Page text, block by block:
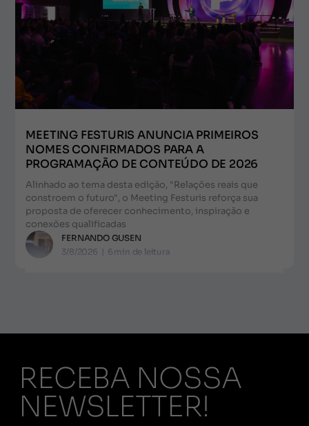
MEETING FESTURIS ANUNCIA PRIMEIROS
NOMES CONFIRMADOS PARA A
PROGRAMAÇÃO DE CONTEÚDO DE 2026
Alinhado ao tema desta edição, "Relações reais que
constroem o futuro", o Meeting Festuris reforça sua
proposta de oferecer conhecimento, inspiração e
conexões qualificadas
FERNANDO GUSEN
3/8/2026 | 6 min de leitura
RECEBA NOSSA
NEWSLETTER!